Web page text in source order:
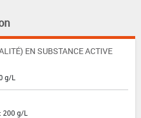
EN SUBSTANCE ACTIVE
g/L
200 g/L